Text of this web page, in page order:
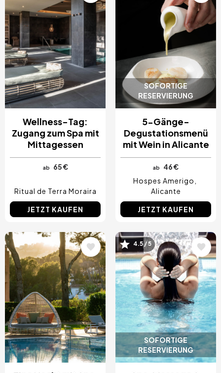
Wellness-Tag:
Zugang zum Spa mit
Mittagessen
ab 65 €
Ritual de Terra Moraira
JETZT KAUFEN
SOFORTIGE
RESERVIERUNG
5-Gänge-
Degustationsmenü
mit Wein in Alicante
ab
46 €
Hospes Amerigo
Alicante
JETZT KAUFEN
Bild
SOFORTIGE
RESERVIERUNG
Bild4.5 / 5